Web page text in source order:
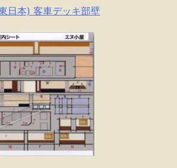
日本) 客車デッキ部壁